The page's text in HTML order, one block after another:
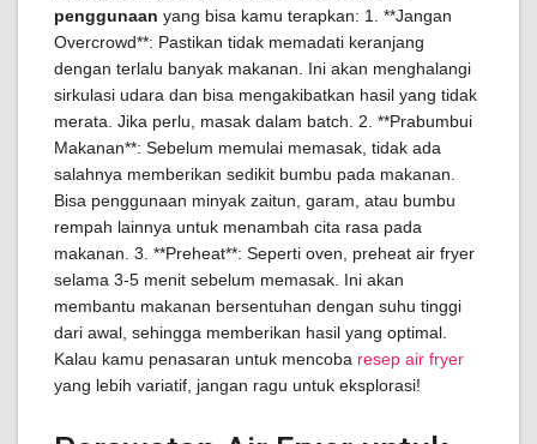
penggunaan yang bisa kamu terapkan: 1. **Jangan
Overcrowd**: Pastikan tidak memadati keranjang
dengan terlalu banyak makanan. Ini akan menghalangi
sirkulasi udara dan bisa mengakibatkan hasil yang tidak
merata. Jika perlu, masak dalam batch. 2. **Prabumbui
Makanan**: Sebelum memulai memasak, tidak ada
salahnya memberikan sedikit bumbu pada makanan.
Bisa penggunaan minyak zaitun, garam, atau bumbu
rempah lainnya untuk menambah cita rasa pada
makanan. 3. **Preheat**: Seperti oven, preheat air fryer
selama 3-5 menit sebelum memasak. Ini akan
membantu makanan bersentuhan dengan suhu tinggi
dari awal, sehingga memberikan hasil yang optimal.
Kalau kamu penasaran untuk mencoba resep air fryer
yang lebih variatif, jangan ragu untuk eksplorasi!